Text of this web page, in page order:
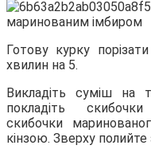
Готову курку
хвилин на 5.
Викладіть суміш на
покладіть
скибочки
кінзою. Зверху